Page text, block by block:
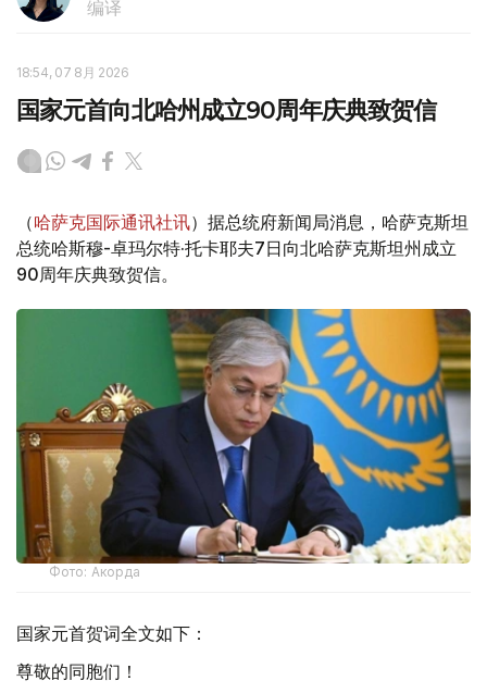
编译
18:54, 07 8月 2026
国家元首向北哈州成立90周年庆典致贺信
（哈萨克国际通讯社讯）据总统府新闻局消息，哈萨克斯坦
总统哈斯穆-卓玛尔特·托卡耶夫7日向北哈萨克斯坦州成立
90周年庆典致贺信。
Фото: Акорда
国家元首贺词全文如下：
尊敬的同胞们！